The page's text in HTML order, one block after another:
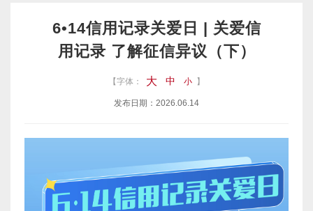
6•14信用记录关爱日 | 关爱信
用记录 了解征信异议（下）
【字体： 大 中 小 】
发布日期：2026.06.14